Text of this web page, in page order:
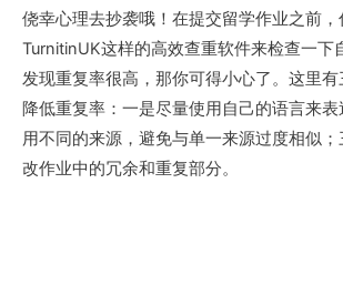
侥幸心理去抄袭哦！在提交留学作业之前，
TurnitinUK这样的高效查重软件来检查一下
发现重复率很高，那你可得小心了。这里
降低重复率：一是尽量使用自己的语言来表
用不同的来源，避免与单一来源过度相似
改作业中的冗余和重复部分。